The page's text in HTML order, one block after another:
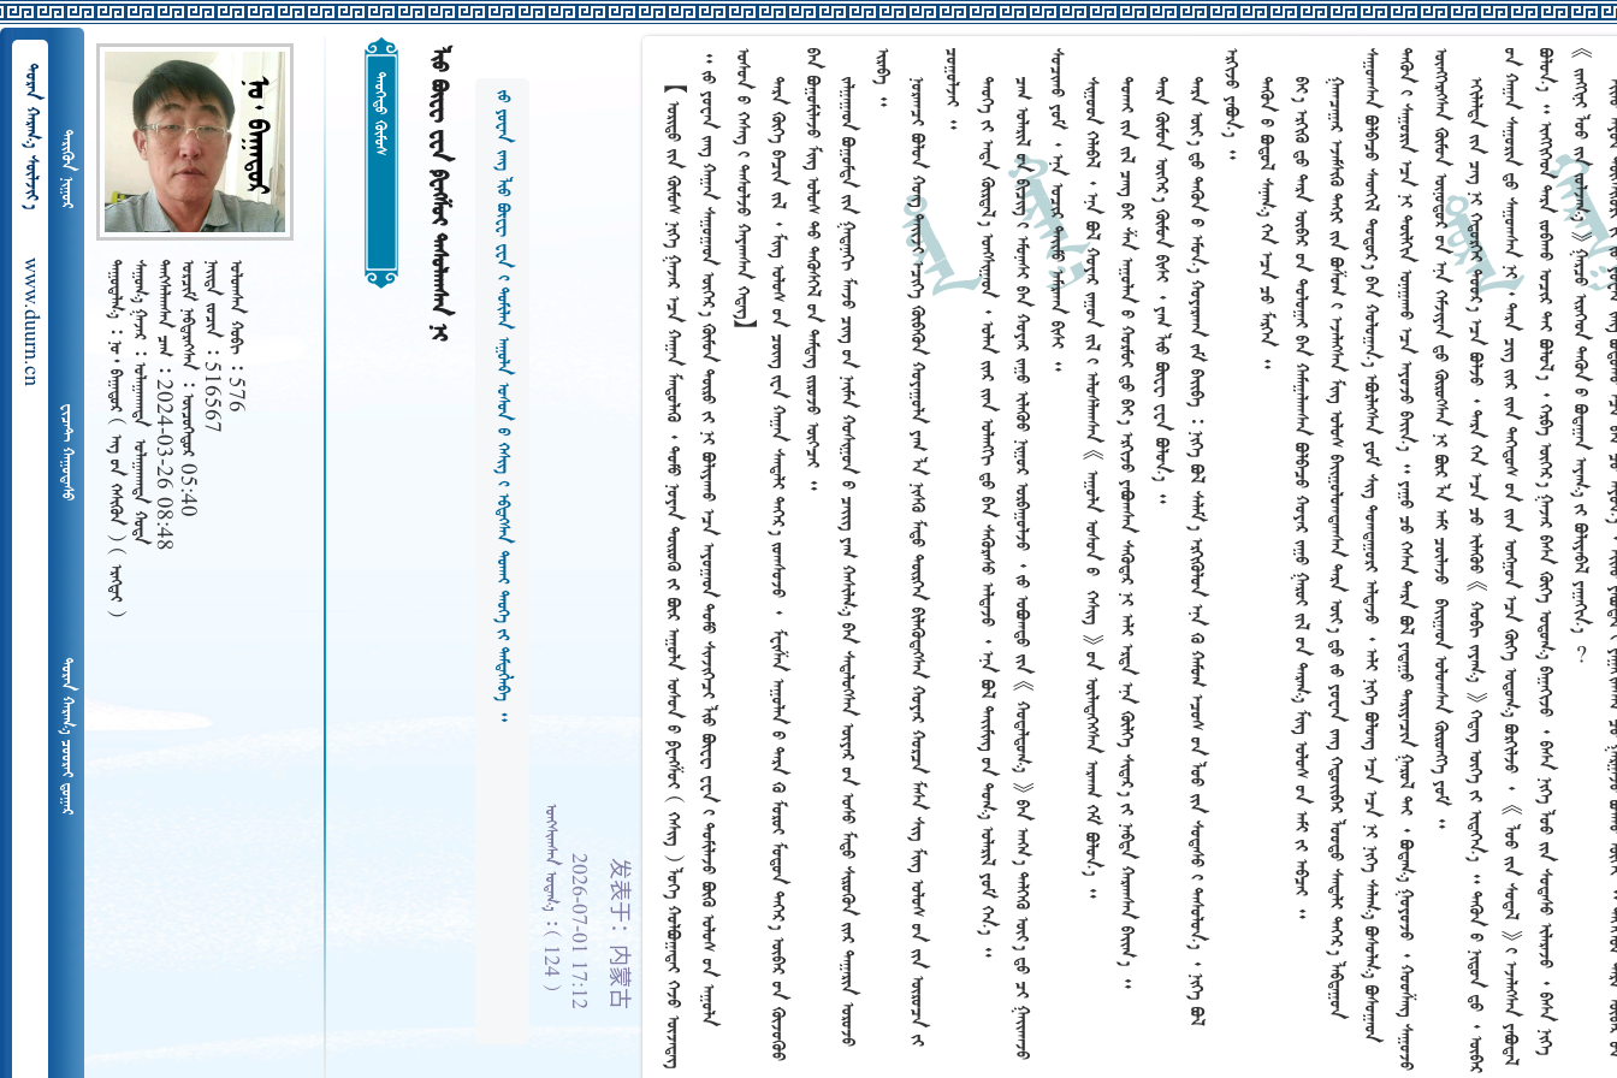
  
www.duurn.cn
 
 
   
 
     
  
        2024-03-26 08:48    05:40   516567   576
                         
    124 2026-07-01 17:12发表于：内蒙古